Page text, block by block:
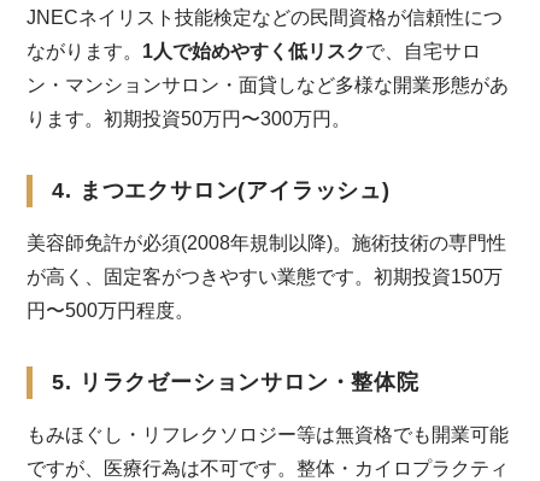
JNECネイリスト技能検定などの民間資格が信頼性につ
ながります。 1人で始めやすく低リスクで、自宅サロ
ン・マンションサロン・面貸しなど多様な開業形態があ
ります。初期投資50万円〜300万円。
4. まつエクサロン(アイラッシュ)
美容師免許が必須(2008年規制以降)。施術技術の専門性
が高く、固定客がつきやすい業態です。初期投資150万
円〜500万円程度。
5. リラクゼーションサロン・整体院
もみほぐし・リフレクソロジー等は無資格でも開業可能
ですが、医療行為は不可です。整体・カイロプラクティ